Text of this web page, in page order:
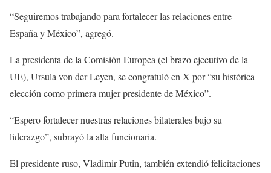
“Seguiremos trabajando para fortalecer las relaciones entre
España y México”, agregó.
La presidenta de la Comisión Europea (el brazo ejecutivo de la
UE), Ursula von der Leyen, se congratuló en X por “su histórica
elección como primera mujer presidente de México”.
“Espero fortalecer nuestras relaciones bilaterales bajo su
liderazgo”, subrayó la alta funcionaria.
El presidente ruso, Vladimir Putin, también extendió felicitaciones